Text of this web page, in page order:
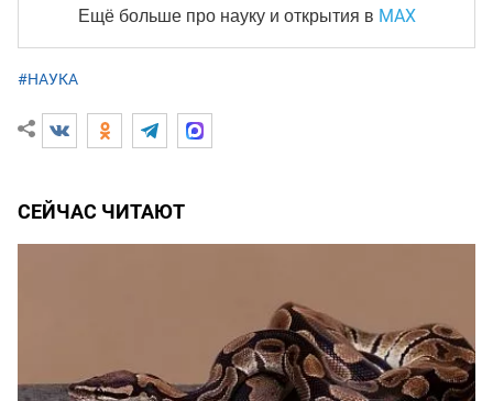
Ещё больше про науку и открытия в MAX
#НАУКА
СЕЙЧАС ЧИТАЮТ